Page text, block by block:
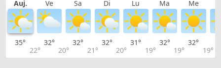
Auj. Ve Sa Di Lu Ma Me
35°
22°
32°
20°
32°
21°
32°
20°
31°
19°
32°
19°
32°
19°